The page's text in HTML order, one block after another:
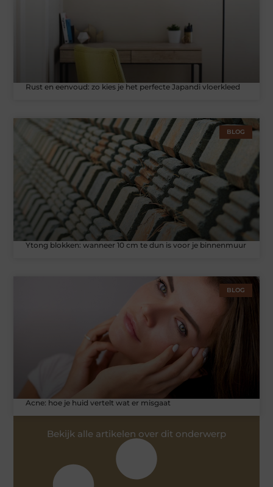
Rust en eenvoud: zo kies je het perfecte Japandi vloerkleed
BLOG
Ytong blokken: wanneer 10 cm te dun is voor je binnenmuur
BLOG
Acne: hoe je huid vertelt wat er misgaat
Bekijk alle artikelen over dit onderwerp